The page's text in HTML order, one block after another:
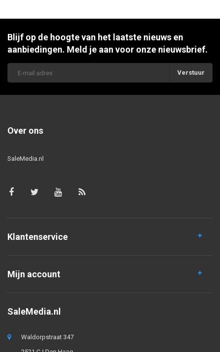
Blijf op de hoogte van het laatste nieuws en
aanbiedingen. Meld je aan voor onze nieuwsbrief.
Verstuur
Over ons
SaleMedia.nl
Klantenservice
Mijn account
SaleMedia.nl
Waldorpstraat 347